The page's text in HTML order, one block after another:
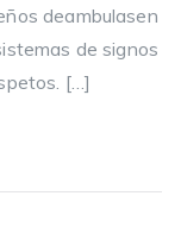
deambulasen
de signos
[…]